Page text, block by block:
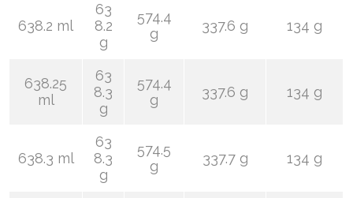
638.2 ml
63
8.2
g
574.4
g
337.6 g 134 g
638.25
ml
63
8.3
g
574.4
g
337.6 g 134 g
638.3 ml
63
8.3
g
574.5
g
337.7 g 134 g